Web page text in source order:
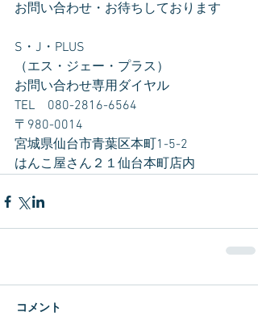
お問い合わせ・お待ちしております
S・J・PLUS
（エス・ジェー・プラス）
お問い合わせ専用ダイヤル
TEL　080-2816-6564
〒980-0014
宮城県仙台市青葉区本町1-5-2
はんこ屋さん２１仙台本町店内
コメント